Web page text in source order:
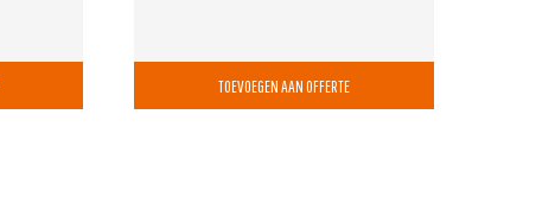
TOEVOEGEN AAN OFFERTE